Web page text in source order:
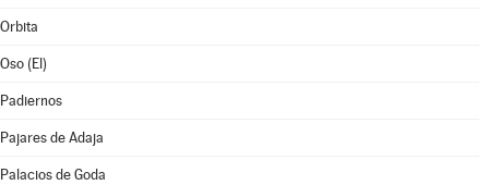
Orbita
Oso (El)
Padiernos
Pajares de Adaja
Palacios de Goda